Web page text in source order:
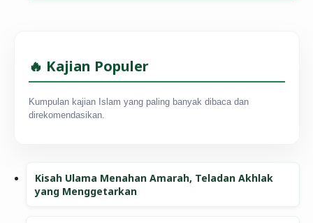
🔥 Kajian Populer
Kumpulan kajian Islam yang paling banyak dibaca dan
direkomendasikan.
Kisah Ulama Menahan Amarah, Teladan Akhlak
yang Menggetarkan